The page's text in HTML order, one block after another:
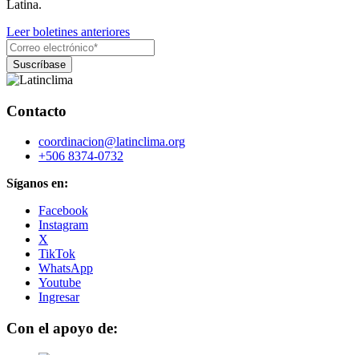
Latina.
Leer boletines anteriores
Contacto
coordinacion@latinclima.org
+506 8374-0732
Síganos en:
Facebook
Instagram
X
TikTok
WhatsApp
Youtube
Ingresar
Con el apoyo de: